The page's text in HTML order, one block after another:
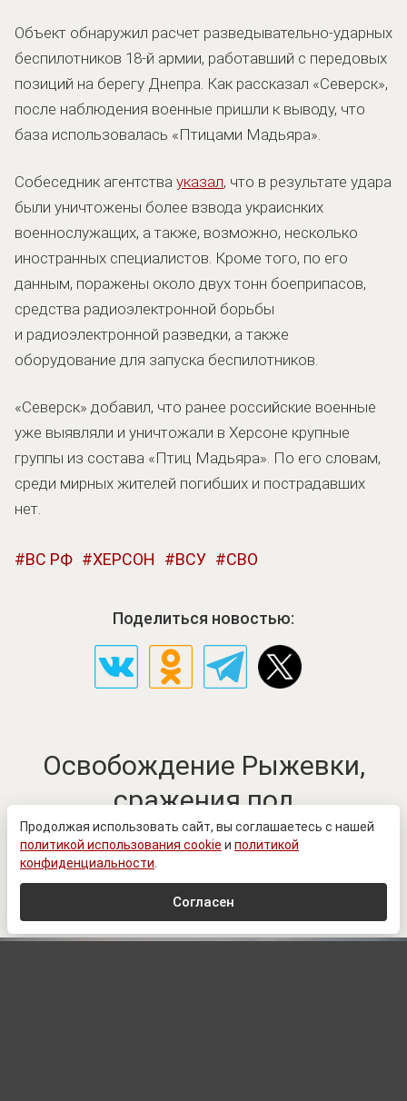
Объект обнаружил расчет разведывательно-ударных
беспилотников 18-й армии, работавший с передовых
позиций на берегу Днепра. Как рассказал «Северск»,
после наблюдения военные пришли к выводу, что
база использовалась «Птицами Мадьяра».
Собеседник агентства указал, что в результате удара
были уничтожены более взвода украиснких
военнослужащих, а также, возможно, несколько
иностранных специалистов. Кроме того, по его
данным, поражены около двух тонн боеприпасов,
средства радиоэлектронной борьбы
и радиоэлектронной разведки, а также
оборудование для запуска беспилотников.
«Северск» добавил, что ранее российские военные
уже выявляли и уничтожали в Херсоне крупные
группы из состава «Птиц Мадьяра». По его словам,
среди мирных жителей погибших и пострадавших
нет.
ВС РФ ХЕРСОН ВСУ СВО
Поделиться новостью:
Освобождение Рыжевки,
сражения под
Воздвижевкой. Ключевые
изменения в зоне СВО к 6
августа
Продолжая использовать сайт, вы соглашаетесь с нашей
политикой использования cookie и политикой
конфиденциальности
Согласен